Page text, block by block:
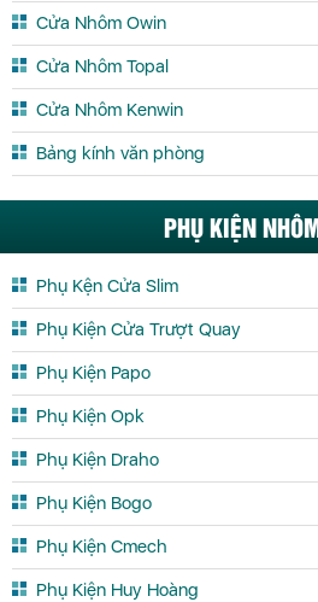
Cửa Nhôm Hệ Slim Trà Vinh
Cửa Nhôm Hệ Slim Vĩnh Long
Cửa Nhôm Hệ Slim Yên Bái
Cửa Nhôm Owin
Cửa Nhôm Topal
Cửa Nhôm Kenwin
Bảng kính văn phòng
PHỤ KIỆN
Phụ Kện Cửa Slim
Phụ Kiện Cửa Trượt Quay
Phụ Kiện Papo
Phụ Kiện Opk
Phụ Kiện Draho
Phụ Kiện Bogo
Phụ Kiện Cmech
Phụ Kiện Huy Hoàng